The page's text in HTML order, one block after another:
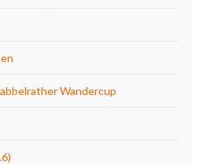
Wandercup